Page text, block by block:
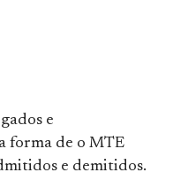
e
forma de o MTE
e demitidos.